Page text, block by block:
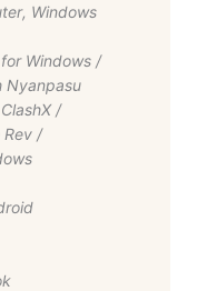
, Windows
Windows/
Nyanpasu
ClashX/
Rev/